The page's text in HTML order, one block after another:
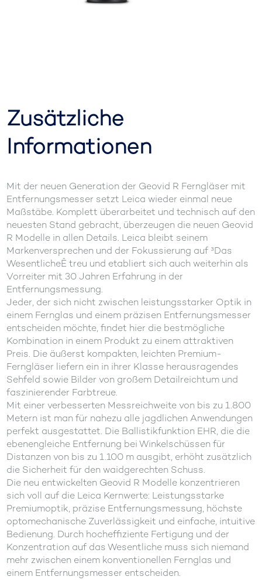
Zusätzliche
Informationen
Mit der neuen Generation der Geovid R Ferngläser mit
Entfernungsmesser setzt Leica wieder einmal neue
Maßstäbe. Komplett überarbeitet und technisch auf den
neuesten Stand gebracht, überzeugen die neuen Geovid
R Modelle in allen Details. Leica bleibt seinem
Markenversprechen und der Fokussierung auf ³Das
WesentlicheÊ treu und etabliert sich auch weiterhin als
Vorreiter mit 30 Jahren Erfahrung in der
Entfernungsmessung.
Jeder, der sich nicht zwischen leistungsstarker Optik in
einem Fernglas und einem präzisen Entfernungsmesser
entscheiden möchte, findet hier die bestmögliche
Kombination in einem Produkt zu einem attraktiven
Preis. Die äußerst kompakten, leichten Premium-
Ferngläser liefern ein in ihrer Klasse herausragendes
Sehfeld sowie Bilder von großem Detailreichtum und
faszinierender Farbtreue.
Mit einer verbesserten Messreichweite von bis zu 1.800
Metern ist man für nahezu alle jagdlichen Anwendungen
perfekt ausgestattet. Die Ballistikfunktion EHR, die die
ebenengleiche Entfernung bei Winkelschüssen für
Distanzen von bis zu 1.100 m ausgibt, erhöht zusätzlich
die Sicherheit für den waidgerechten Schuss.
Die neu entwickelten Geovid R Modelle konzentrieren
sich voll auf die Leica Kernwerte: Leistungsstarke
Premiumoptik, präzise Entfernungsmessung, höchste
optomechanische Zuverlässigkeit und einfache, intuitive
Bedienung. Durch hocheffiziente Fertigung und der
Konzentration auf das Wesentliche muss sich niemand
mehr zwischen einem konventionellen Fernglas und
einem Entfernungsmesser entscheiden.